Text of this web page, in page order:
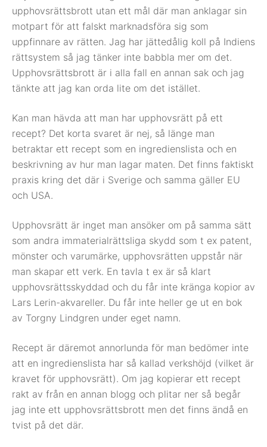
upphovsrättsbrott utan ett mål där man anklagar sin
motpart för att falskt marknadsföra sig som
uppfinnare av rätten. Jag har jättedålig koll på Indiens
rättsystem så jag tänker inte babbla mer om det.
Upphovsrättsbrott är i alla fall en annan sak och jag
tänkte att jag kan orda lite om det istället.
Kan man hävda att man har upphovsrätt på ett
recept? Det korta svaret är nej, så länge man
betraktar ett recept som en ingredienslista och en
beskrivning av hur man lagar maten. Det finns faktiskt
praxis kring det där i Sverige och samma gäller EU
och USA.
Upphovsrätt är inget man ansöker om på samma sätt
som andra immaterialrättsliga skydd som t ex patent,
mönster och varumärke, upphovsrätten uppstår när
man skapar ett verk. En tavla t ex är så klart
upphovsrättsskyddad och du får inte kränga kopior av
Lars Lerin-akvareller. Du får inte heller ge ut en bok
av Torgny Lindgren under eget namn.
Recept är däremot annorlunda för man bedömer inte
att en ingredienslista har så kallad verkshöjd (vilket är
kravet för upphovsrätt). Om jag kopierar ett recept
rakt av från en annan blogg och plitar ner så begår
jag inte ett upphovsrättsbrott men det finns ändå en
tvist på det där.